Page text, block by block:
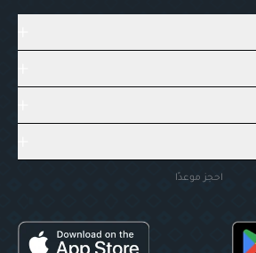
احجز موعدًا